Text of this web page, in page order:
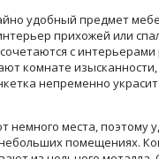
удобный предмет
прихожей или
с
комнате
непременно
немного места, поэтому
помещениях.